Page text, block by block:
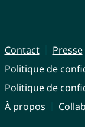
Contact
Presse
Politique de
Politique de
À propos